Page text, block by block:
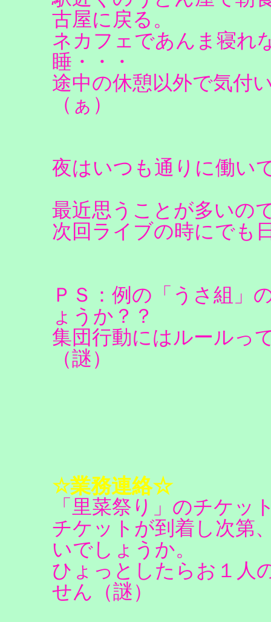
古屋に戻る。
ネカフェであんま寝れ
睡・・・
途中の休憩以外で気付
（ぁ）
夜はいつも通りに働い
最近思うことが多いの
次回ライブの時にでも
ＰＳ：例の「うさ組」
ょうか？？
集団行動にはルールっ
（謎）
☆業務連絡☆
「里菜祭り」のチケッ
チケットが到着し次第
いでしょうか。
ひょっとしたらお１人
せん（謎）